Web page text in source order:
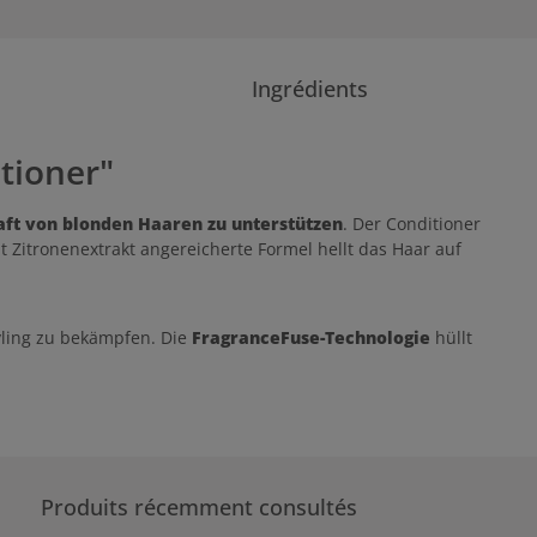
Ingrédients
von blonden Haaren zu unterstützen. Der Conditioner
Zitronenextrakt angereicherte Formel hellt das Haar auf
zu bekämpfen. Die FragranceFuse-Technologie hüllt
Produits récemment consultés